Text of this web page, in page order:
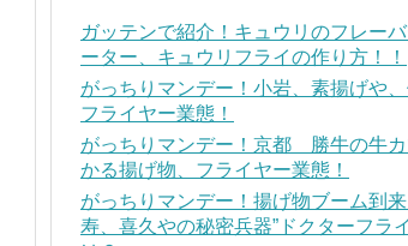
ガッテンで紹介！キュウリのフレー
ーター、キュウリフライの作り方！！
がっちりマンデー！小岩、素揚げや
フライヤー業態！
がっちりマンデー！京都 勝牛の牛
かる揚げ物、フライヤー業態！
がっちりマンデー！揚げ物ブーム到
寿、喜久やの秘密兵器”ドクターフラ